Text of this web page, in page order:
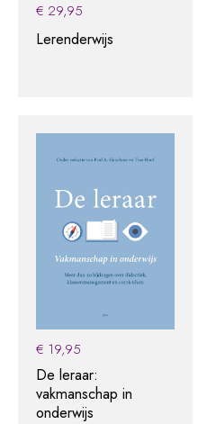
€ 29,95
Lerenderwijs
€ 19,95
De leraar:
vakmanschap in
onderwijs